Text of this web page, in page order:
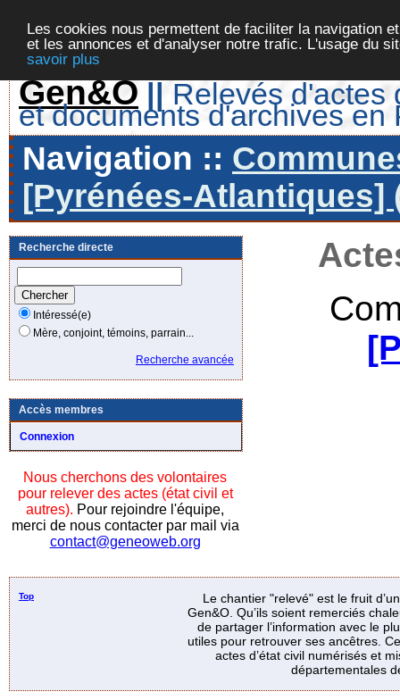
Les cookies nous permettent de faciliter la navigation
et les annonces et d'analyser notre trafic. L'usage du
savoir plus
Gen&O || Relevés d'actes
et documents d'archives en
Navigation ::
[Pyrénées-Atlantiques]
Recherche directe
Intéressé(e)
Mère, conjoint, témoins, parrain...
Recherche avancée
Accès membres
Connexion
Nous cherchons des volontaires
pour relever des actes (état civil et
autres). Pour rejoindre l'équipe,
merci de nous contacter par mail via
contact@geneoweb.org
Top
Le chantier "relevé" est le fruit
Gen&O. Qu’ils soient remerciés
de partager l’information avec le
utiles pour retrouver ses ancêtres.
actes d’état civil numérisés et
départementales